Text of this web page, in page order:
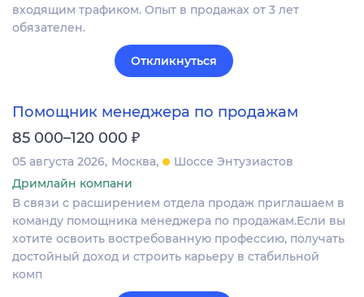
входящим трафиком. Опыт в продажах от 3 лет
обязателен.
Откликнуться
Помощник менеджера по продажам
85 000–120 000 ₽
05 августа 2026 Москва
Шоссе Энтузиастов
Дримлайн компани
В связи с расширением отдела продаж приглашаем в
команду помощника менеджера по продажам.Если вы
хотите освоить востребованную профессию, получать
достойный доход и строить карьеру в стабильной
комп